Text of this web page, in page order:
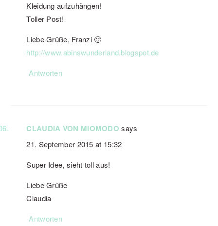
Kleidung aufzuhängen!
Toller Post!
Liebe Grüße, Franzi 🙂
http://www.abinswunderland.blogspot.de
Antworten
CLAUDIA VON MIOMODO says
21. September 2015 at 15:32
Super Idee, sieht toll aus!
Liebe Grüße
Claudia
Antworten